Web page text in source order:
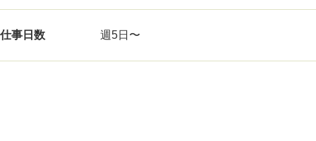
仕事日数 週5日〜